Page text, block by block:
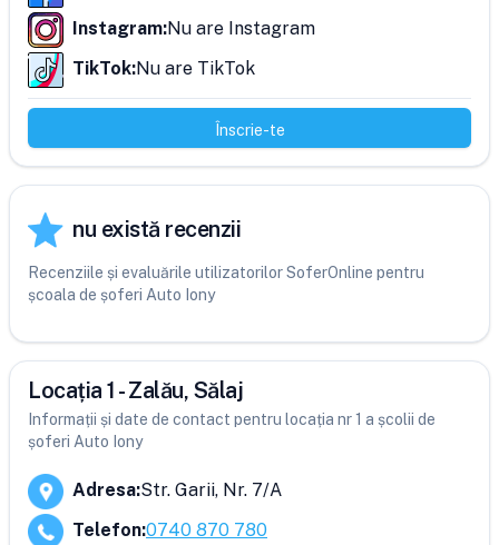
Instagram:Nu are Instagram
TikTok:Nu are TikTok
Înscrie-te
nu există recenzii
Recenziile și evaluările utilizatorilor SoferOnline pentru
școala de șoferi Auto Iony
Locația 1 - Zalău, Sălaj
Informații și date de contact pentru locația nr 1 a școlii de
șoferi Auto Iony
Adresa:Str. Garii, Nr. 7/A
Telefon:0740 870 780